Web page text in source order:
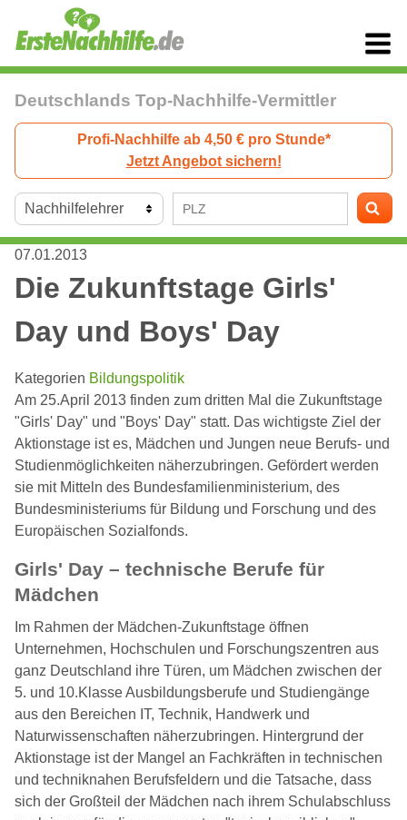
Deutschlands Top-Nachhilfe-Vermittler
Profi-Nachhilfe ab 4,50 € pro Stunde*
Jetzt Angebot sichern!
07.01.2013
Die Zukunftstage Girls'
Day und Boys' Day
Kategorien Bildungspolitik
Am 25.April 2013 finden zum dritten Mal die Zukunftstage
"Girls' Day" und "Boys' Day" statt. Das wichtigste Ziel der
Aktionstage ist es, Mädchen und Jungen neue Berufs- und
Studienmöglichkeiten näherzubringen. Gefördert werden
sie mit Mitteln des Bundesfamilienministerium, des
Bundesministeriums für Bildung und Forschung und des
Europäischen Sozialfonds.
Girls' Day – technische Berufe für
Mädchen
Im Rahmen der Mädchen-Zukunftstage öffnen
Unternehmen, Hochschulen und Forschungszentren aus
ganz Deutschland ihre Türen, um Mädchen zwischen der
5. und 10.Klasse Ausbildungsberufe und Studiengänge
aus den Bereichen IT, Technik, Handwerk und
Naturwissenschaften näherzubringen. Hintergrund der
Aktionstage ist der Mangel an Fachkräften in technischen
und techniknahen Berufsfeldern und die Tatsache, dass
sich der Großteil der Mädchen nach ihrem Schulabschluss